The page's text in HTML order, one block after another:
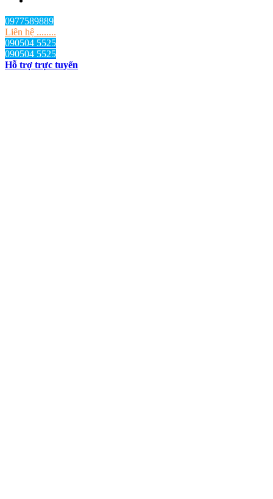
0977589889
Liên hệ ........
090504 5525
090504 5525
Hỗ trợ trực tuyến